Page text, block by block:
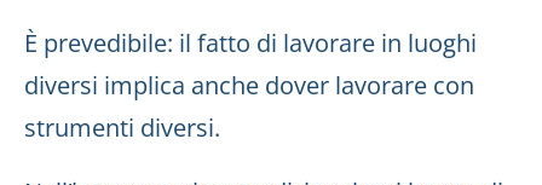
È prevedibile: il fatto di lavorare in luoghi
diversi implica anche dover lavorare con
strumenti diversi.